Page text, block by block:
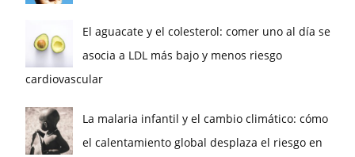
El aguacate y el colesterol: comer uno al día se
asocia a LDL más bajo y menos riesgo
cardiovascular
La malaria infantil y el cambio climático: cómo
el calentamiento global desplaza el riesgo en